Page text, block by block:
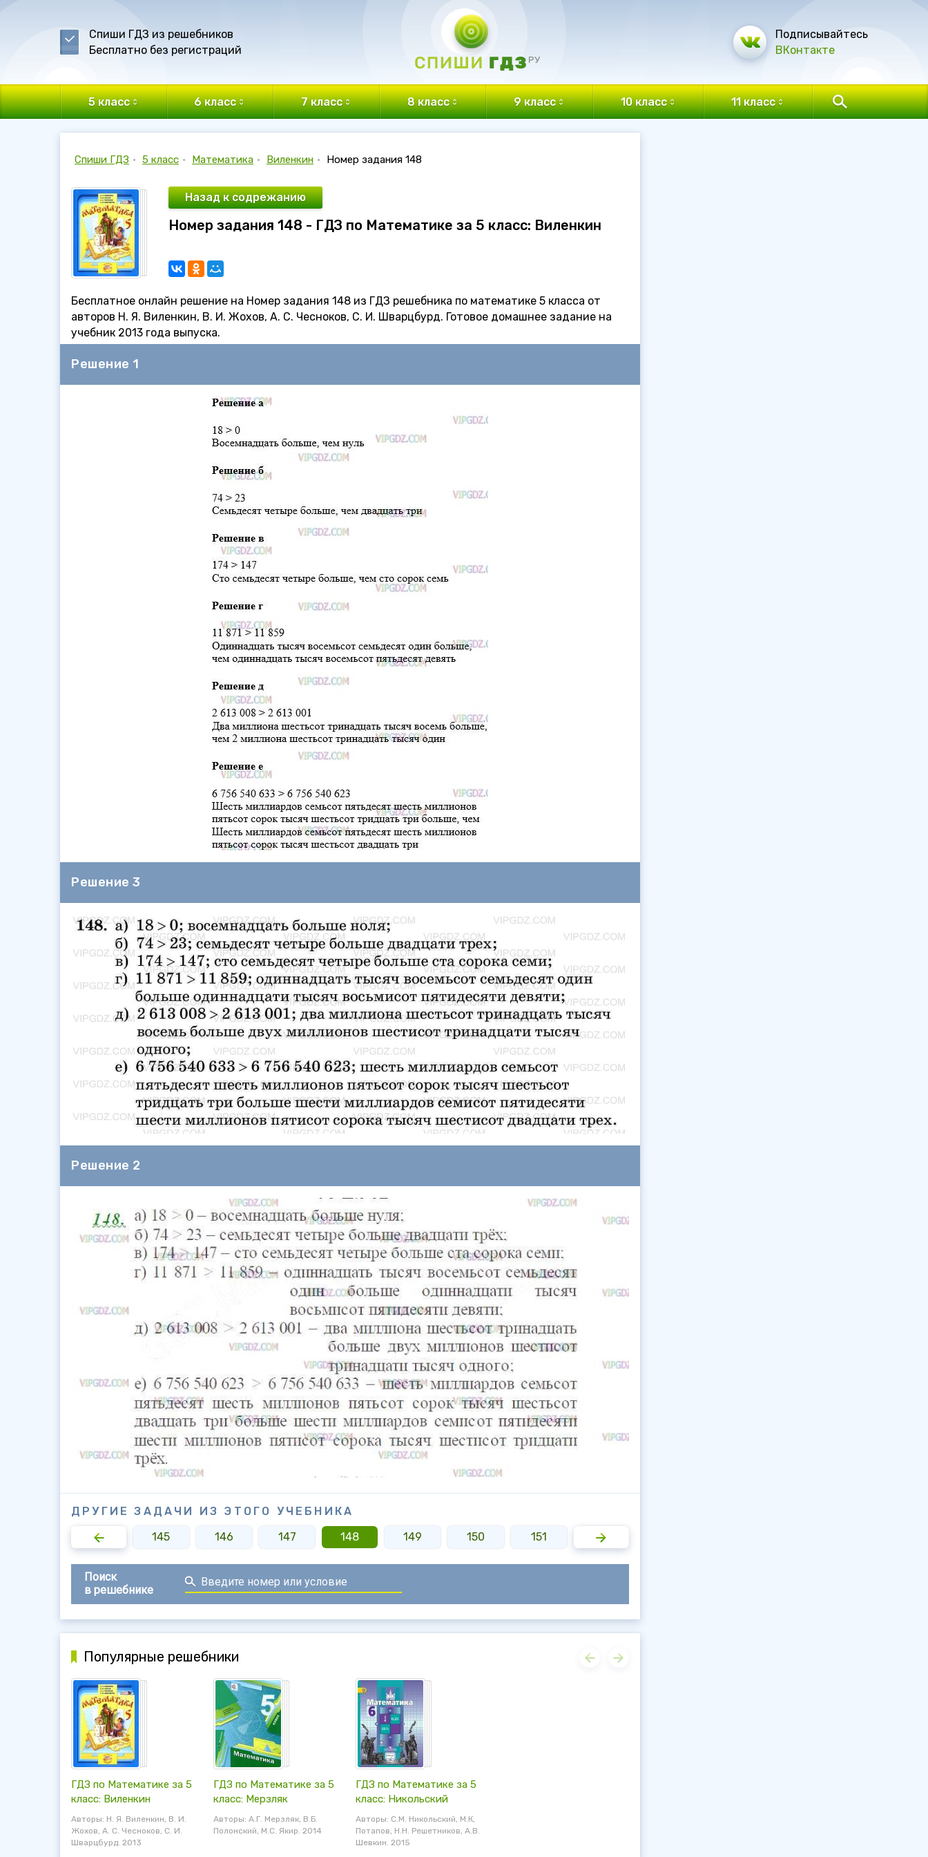
Спиши ГДЗ из решебников
Бесплатно без регистраций
Подписывайтесь
ВКонтакте
5 класс 6 класс 7 класс 8 класс 9 класс 10 класс 11 класс
Спиши ГДЗ • 5 класс • Математика • Виленкин • Номер задания 148
Назад к содрежанию
Номер задания 148 - ГДЗ по Математике за 5 класс: Виленкин
Бесплатное онлайн решение на Номер задания 148 из ГДЗ решебника по математике 5 класса от
авторов Н. Я. Виленкин, В. И. Жохов, А. С. Чесноков, С. И. Шварцбурд. Готовое домашнее задание на
учебник 2013 года выпуска.
Решение 1
Решение 3
Решение 2
ДРУГИЕ ЗАДАЧИ ИЗ ЭТОГО УЧЕБНИКА
144 145 146 147 148 149 150 151 152
Поиск
в решебнике
Популярные решебники
ГДЗ по Математике за 5
класс: Виленкин
Авторы: Н. Я. Виленкин, В. И.
Жохов, А. С. Чесноков, С. И.
Шварцбурд. 2013
ГДЗ по Математике за 5
класс: Мерзляк
Авторы: А.Г. Мерзляк, В.Б.
Полонский, М.С. Якир. 2014
ГДЗ по Математике за 5
класс: Никольский
Авторы: С.М. Никольский, М.К,
Потапов, Н.Н. Решетников, А.В.
Шевкин. 2015